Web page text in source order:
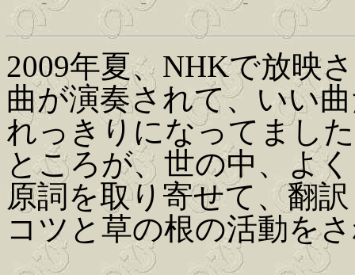
2009年夏、NHKで放映
曲が演奏されて、いい
れっきりになってまし
ところが、世の中、よ
原詞を取り寄せて、翻
コツと草の根の活動を